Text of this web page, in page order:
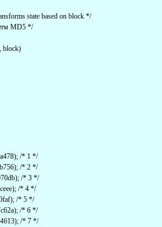
state based on block */
MD5 */
block)
/* 1 */
/* 2 */
/* 3 */
/* 4 */
/* 5 */
/* 6 */
/* 7 */